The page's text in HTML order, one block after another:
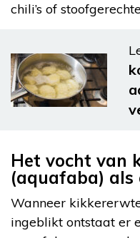
chili’s of
Het vocht van
(aquafaba)
Wanneer
ingeblikt ontstaat er